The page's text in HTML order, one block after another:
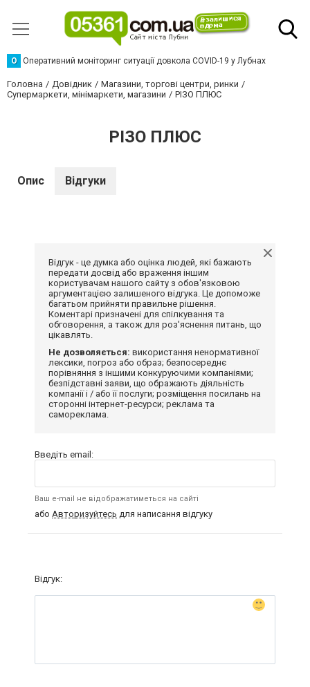
О Оперативний моніторинг ситуації довкола COVID-19 у Лубнах
Головна Довідник
Магазини, торгові центри, ринки
Супермаркети, мінімаркети, магазини
РІЗО ПЛЮС
РІЗО ПЛЮС
Опис Відгуки
Відгук - це думка або оцінка людей, які бажають
передати досвід або враження іншим
користувачам нашого сайту з обов'язковою
аргументацією залишеного відгука. Це допоможе
багатьом прийняти правильне рішення.
Коментарі призначені для спілкування та
обговорення, а також для роз'яснення питань, що
цікавлять.
Не дозволяється: використання ненормативної
лексики, погроз або образ; безпосереднє
порівняння з іншими конкуруючими компаніями;
безпідставні заяви, що ображають діяльність
компанії і / або її послуги; розміщення посилань на
сторонні інтернет-ресурси; реклама та
самореклама.
Введіть email:
Ваш e-mail не відображатиметься на сайті
або Авторизуйтесь для написання відгуку
Відгук: